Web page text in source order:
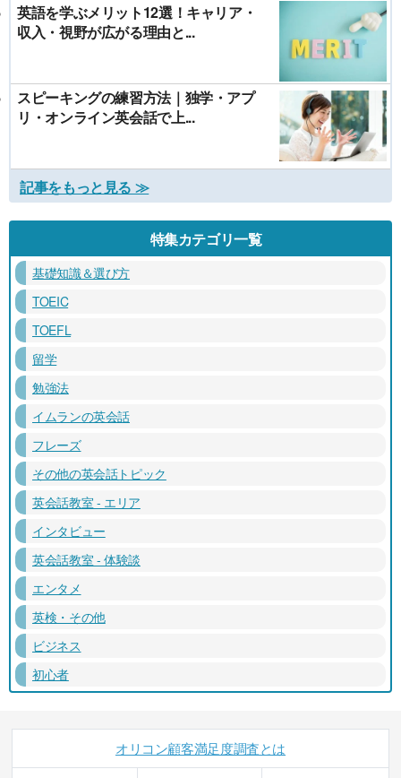
英語を学ぶメリット12選！キャリア・
収入・視野が広がる理由と...
スピーキングの練習方法｜独学・アプ
リ・オンライン英会話で上...
記事をもっと見る ≫
特集カテゴリ一覧
基礎知識＆選び方
TOEIC
TOEFL
留学
勉強法
イムランの英会話
フレーズ
その他の英会話トピック
英会話教室 - エリア
インタビュー
英会話教室 - 体験談
エンタメ
英検・その他
ビジネス
初心者
オリコン顧客満足度調査とは